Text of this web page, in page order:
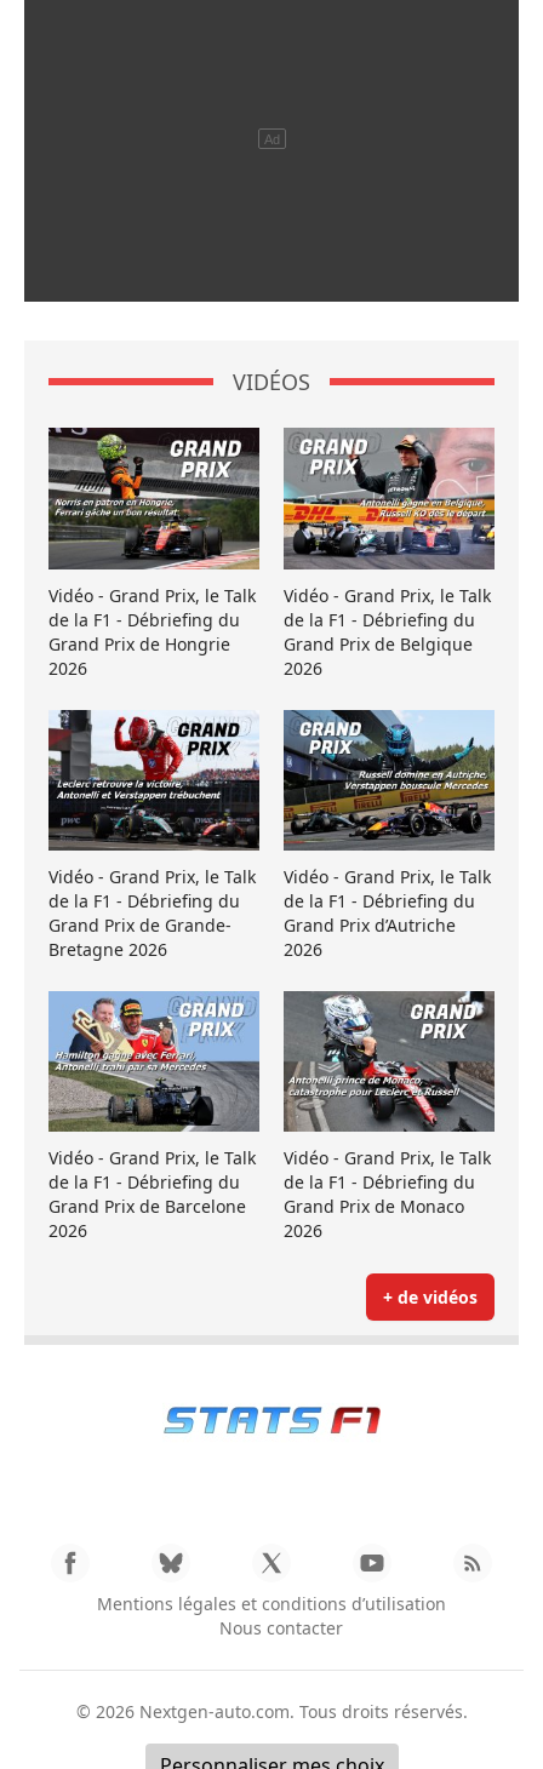
VIDÉOS
Vidéo - Grand Prix, le Talk
de la F1 - Débriefing du
Grand Prix de Hongrie
2026
Vidéo - Grand Prix, le Talk
de la F1 - Débriefing du
Grand Prix de Belgique
2026
Vidéo - Grand Prix, le Talk
de la F1 - Débriefing du
Grand Prix de Grande-
Bretagne 2026
Vidéo - Grand Prix, le Talk
de la F1 - Débriefing du
Grand Prix d’Autriche
2026
Vidéo - Grand Prix, le Talk
de la F1 - Débriefing du
Grand Prix de Barcelone
2026
Vidéo - Grand Prix, le Talk
de la F1 - Débriefing du
Grand Prix de Monaco
2026
+ de vidéos
Mentions légales et conditions d’utilisation
Nous contacter
© 2026 Nextgen-auto.com. Tous droits réservés.